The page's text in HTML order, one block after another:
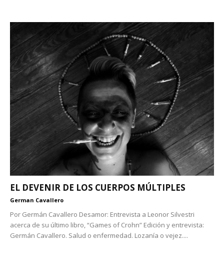
EL DEVENIR DE LOS CUERPOS MÚLTIPLES
German Cavallero
Por Germán Cavallero Desamor: Entrevista a Leonor Silvestri
acerca de su último libro, “Games of Crohn” Edición y entrevista:
Germán Cavallero. Salud o enfermedad. Lozanía o vejez....